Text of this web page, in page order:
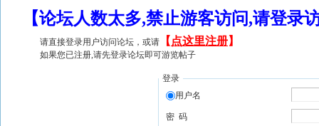
【论坛人数太多,禁止游客访问,请登
请直接登录用户访问论坛，或请 【 点这里注册】
如果您已注册,请先登录论坛即可游览帖子
登录
用户名
密 码